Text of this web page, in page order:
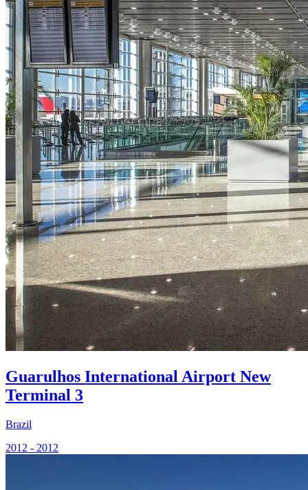
Guarulhos International Airport New
Terminal 3
Brazil
2012 - 2012